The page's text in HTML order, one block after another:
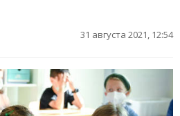
31 августа 2021, 12:54